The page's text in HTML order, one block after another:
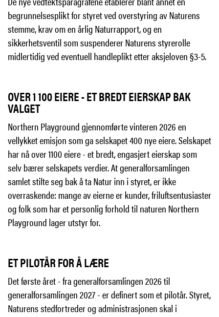
begrunnelsesplikt for styret ved overstyring av Naturens
stemme, krav om en årlig Naturrapport, og en
sikkerhetsventil som suspenderer Naturens styrerolle
midlertidig ved eventuell handleplikt etter aksjeloven §3-5.
OVER 1 100 EIERE - ET BREDT EIERSKAP BAK
VALGET
Northern Playground gjennomførte vinteren 2026 en
vellykket emisjon som ga selskapet 400 nye eiere. Selskapet
har nå over 1100 eiere - et bredt, engasjert eierskap som
selv bærer selskapets verdier. At generalforsamlingen
samlet stilte seg bak å ta Natur inn i styret, er ikke
overraskende: mange av eierne er kunder, friluftsentusiaster
og folk som har et personlig forhold til naturen Northern
Playground lager utstyr for.
ET PILOTÅR FOR Å LÆRE
Det første året - fra generalforsamlingen 2026 til
generalforsamlingen 2027 - er definert som et pilotår. Styret,
Naturens stedfortreder og administrasjonen skal i